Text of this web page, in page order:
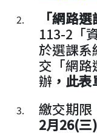
「網路
113-2「
於選課系
交「網路
辦 ，此表
繳交期限
2月26(